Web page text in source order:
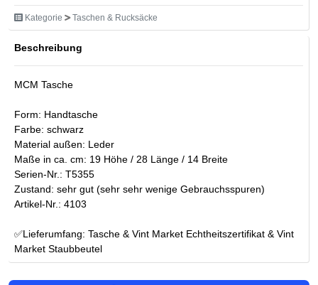
Kategorie Taschen & Rucksäcke
Beschreibung
MCM Tasche
Form: Handtasche
Farbe: schwarz
Material außen: Leder
Maße in ca. cm: 19 Höhe / 28 Länge / 14 Breite
Serien-Nr.: T5355
Zustand: sehr gut (sehr sehr wenige Gebrauchsspuren)
Artikel-Nr.: 4103
✅Lieferumfang: Tasche & Vint Market Echtheitszertifikat & Vint
Market Staubbeutel